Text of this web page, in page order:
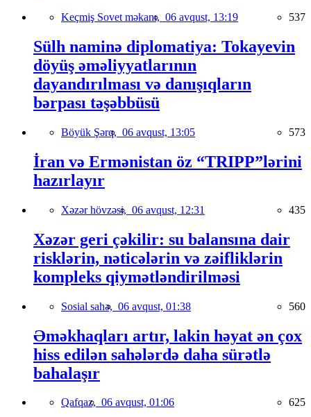
Keçmiş Sovet məkanı, 06 avqust, 13:19 537
Sülh naminə diplomatiya: Tokayevin
döyüş əməliyyatlarının
dayandırılması və danışıqların
bərpası təşəbbüsü
Böyük Şərq, 06 avqust, 13:05 573
İran və Ermənistan öz “TRIPP”lərini
hazırlayır
Xəzər hövzəsi, 06 avqust, 12:31 435
Xəzər geri çəkilir: su balansına dair
risklərin, nəticələrin və zəifliklərin
kompleks qiymətləndirilməsi
Sosial sahə, 06 avqust, 01:38 560
Əməkhaqları artır, lakin həyat ən çox
hiss edilən sahələrdə daha sürətlə
bahalaşır
Qafqaz, 06 avqust, 01:06 625